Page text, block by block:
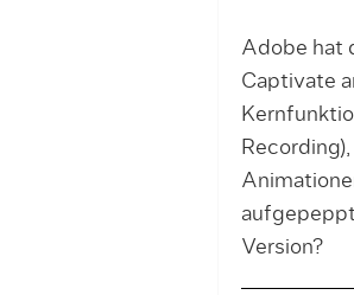
Adobe hat
Captivate
Version?